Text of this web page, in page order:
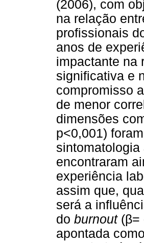
(2006), com
na relação
profissionais
anos de
impactante na
significativa e
compromisso
de menor
dimensões
p<0,001)
encontraram
experiência
assim que,
será a
do burnout(β=
apontada